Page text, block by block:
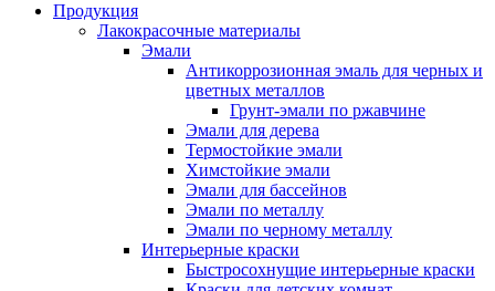
Продукция
Лакокрасочные материалы
Эмали
Антикоррозионная эмаль для черных и
цветных металлов
Грунт-эмали по ржавчине
Эмали для дерева
Термостойкие эмали
Химстойкие эмали
Эмали для бассейнов
Эмали по металлу
Эмали по черному металлу
Интерьерные краски
Быстросохнущие интерьерные краски